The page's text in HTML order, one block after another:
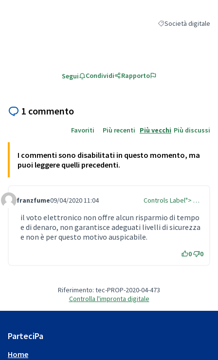
Filtra i risultati per
Società digitale
Segui Condividi Rapporto
1 commento
Favoriti Più recenti Più vecchi Più discussi
I commenti sono disabilitati in questo momento, ma
puoi leggere quelli precedenti.
Comment Label
franzfume09/04/2020 11:04 Controls Label"> …
il voto elettronico non offre alcun risparmio di tempo
e di denaro, non garantisce adeguati livelli di sicurezza
e non è per questo motivo auspicabile.
0 0
Riferimento: tec-PROP-2020-04-473
Controlla l'impronta digitale
ParteciPa
Home